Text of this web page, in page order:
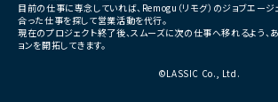
・AI
を実
・
目前の仕事に専念していれば、Remogu（リモグ）のジョブエー
合った仕事を探して営業活動を代行。
現在のプロジェクト終了後、スムーズに次の仕事へ移れるよう、
ョンを開拓してきます。
©LASSIC Co., Ltd.